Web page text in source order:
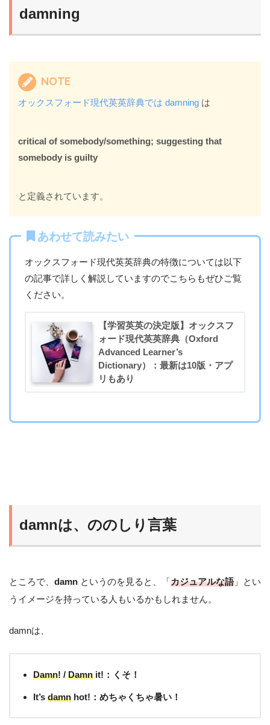
damning
NOTE
オックスフォード現代英英辞典では damning は
critical of somebody/something; suggesting that
somebody is guilty
と定義されています。
あわせて読みたい
オックスフォード現代英英辞典の特徴については以下
の記事で詳しく解説していますのでこちらもぜひご覧
ください。
【学習英英の決定版】オックスフ
ォード現代英英辞典（Oxford
Advanced Learner’s
Dictionary）：最新は10版・アプ
リもあり
damnは、ののしり言葉
ところで、 damn というのを見ると、「カジュアルな語」とい
うイメージを持っている人もいるかもしれません。
damnは、
Damn! / Damn it!：くそ！
It’s damn hot!：めちゃくちゃ暑い！